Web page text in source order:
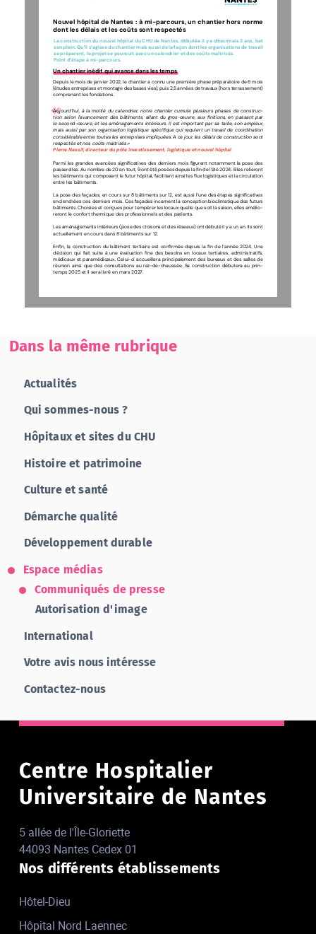
Nouvel hôpital de Nantes : à mi-parcours, un chantier hors norme
dont les délais et les coûts sont respectés
La construction du nouvel hôpital du CHU de Nantes, débutée il y a désormais 3 ans, bat
son plein. Qu’il s’agisse du chantier mais aussi de la façon dont les organisations de travail
se préparent, le projet se poursuit avec un calendrier et des coûts maîtrisés.
Point d’étape à mi-parcours.
Un chantier inédit qui avance dans les temps
Depuis le mois de janvier 2022, le chantier a connu une première phase préparatoire de 6 mois
(études entreprises et montage des bases vies), puis 2,5 années de travaux (hors terrassement)
comprenant les fondations.
Aujourd’hui,  à  la  moitié  du  calendrier,  notre  chantier  cumule  plusieurs  phases  de  construc-
tion selon l’avancement des bâtiments, allant du gros-œuvre, aux finitions, en passant par
le second-œuvre, et les aménagements intérieurs. Il est important par sa taille, son ampleur,
mais aussi par son organisation logistique spécifique qui requiert un travail de coordination
considérable entre toutes les entreprises impliquées. A ce jour, les délais de construction sont
respectés et nos coûts maitrisés. »
Pierre Nassif, directeur du pôle investissement, logistique et nouvel hôpital
Parmi les grandes avancées significatives des derniers mois figurent notamment la pose des
passerelles. Au nombre de 20 en tout, 9 ont été posées depuis la fin de l’été 2024. Elles relieront
les bâtiments qui composent le futur hôpital, facilitant ainsi les flux logistiques et la circulation
entre les bâtiments.
La pose des façades, en cours sur 8 bâtiments sur 12, est aussi l’une des étapes significatives
enclenchées ces derniers mois. Ces façades incarnent la conception bioclimatique des futurs
bâtiments. Choisies et conçues pour tempérer les locaux quelle que soit la saison, elles amélio-
reront le confort thermique des professionnels et des patients.
Les aménagements intérieurs (pose des cloisons et des réseaux) ont débuté il y a un an. Ils sont
actuellement en cours dans 8 bâtiments sur 12.
Enfin, la construction du bâtiment tertiaire est confirmée depuis la fin de l’année 2024. Une
décision qui fait suite à une évaluation fine des besoins en locaux tertiaires, administratifs,
médicaux et paramédicaux. Celui-ci accueillera principalement des bureaux et des salles de
réunion  ainsi  que  des  consultations  au  rez-de-chaussée.  Sa  construction  débutera  au  prin-
temps 2025 et il sera livré en mars 2027.
Dans la même rubrique
Actualités
Qui sommes-nous ?
Hôpitaux et sites du CHU
Histoire et patrimoine
Culture et santé
Démarche qualité
Développement durable
Espace médias
Communiqués de presse
Autorisation d'image
International
Votre avis nous intéresse
Contactez-nous
Centre Hospitalier
Universitaire de Nantes
5 allée de l'Île-Gloriette
44093 Nantes Cedex 01
Nos différents établissements
Hôtel-Dieu
Hôpital Nord Laennec